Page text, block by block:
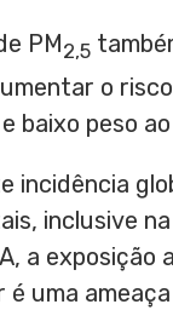
PM2,5
o
baixo peso
incidência
inclusive
a exposição
é uma